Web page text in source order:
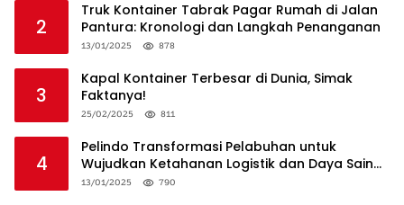
2
Truk Kontainer Tabrak Pagar Rumah di Jalan
Pantura: Kronologi dan Langkah Penanganan
13/01/2025 878
3
Kapal Kontainer Terbesar di Dunia, Simak
Faktanya!
25/02/2025 811
4
Pelindo Transformasi Pelabuhan untuk
Wujudkan Ketahanan Logistik dan Daya Saing
Global
13/01/2025 790